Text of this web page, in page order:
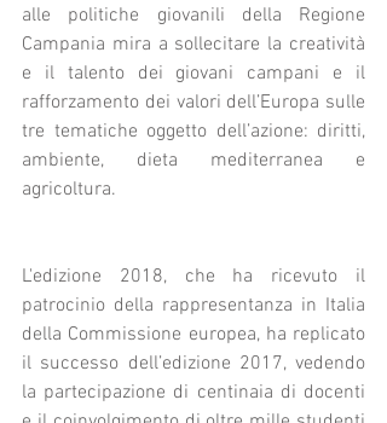
alle politiche giovanili della Regione
Campania mira a sollecitare la creatività
e il talento dei giovani campani e il
rafforzamento dei valori dell’Europa sulle
tre tematiche oggetto dell’azione: diritti,
ambiente, dieta mediterranea e
agricoltura.
L'edizione 2018, che ha ricevuto il
patrocinio della rappresentanza in Italia
della Commissione europea, ha replicato
il successo dell’edizione 2017, vedendo
la partecipazione di centinaia di docenti